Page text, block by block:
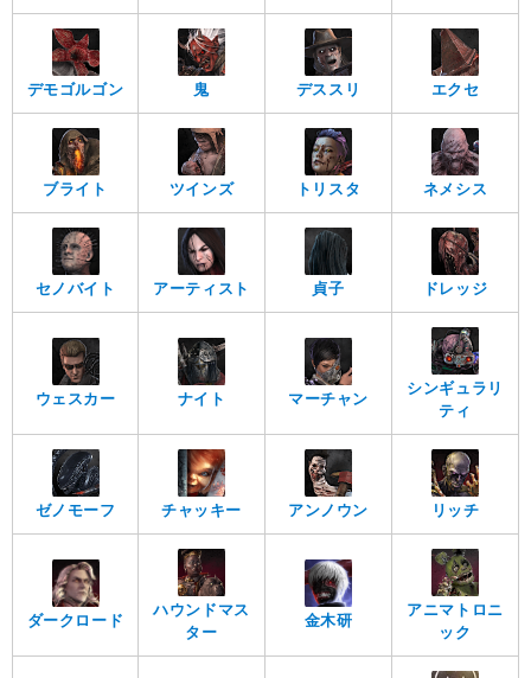
デモゴルゴン 鬼 デススリ エクセ
ブライト ツインズ トリスタ ネメシス
セノバイト アーティスト 貞子 ドレッジ
ウェスカー ナイト マーチャン
シンギュラリ
ティ
ゼノモーフ チャッキー アンノウン リッチ
ダークロード
ハウンドマス
ター
金木研
アニマトロニ
ック